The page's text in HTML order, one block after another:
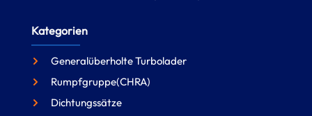
Kategorien
Generalüberholte Turbolader
Rumpfgruppe(CHRA)
Dichtungssätze